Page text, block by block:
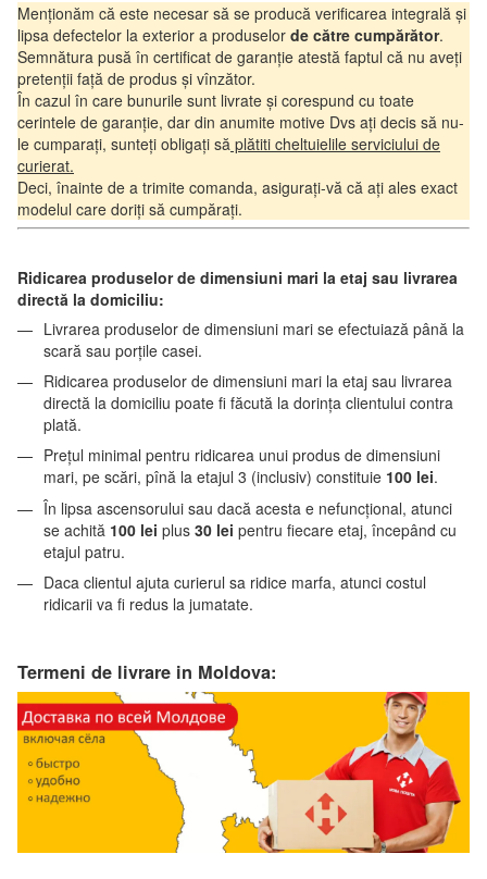
Menționăm că este necesar să se producă verificarea integrală și
lipsa defectelor la exterior a produselor de către cumpărător.
Semnătura pusă în certificat de garanție atestă faptul că nu aveți
pretenții față de produs și vînzător.
În cazul în care bunurile sunt livrate și corespund cu toate
cerintele de garanție, dar din anumite motive Dvs ați decis să nu-
le cumparați, sunteți obligați să plătiti cheltuielile serviciului de
curierat.
Deci, înainte de a trimite comanda, asigurați-vă că ați ales exact
modelul care doriți să cumpărați.
Ridicarea produselor de dimensiuni mari la etaj sau livrarea
directă la domiciliu:
Livrarea produselor de dimensiuni mari se efectuiază până la
scară sau porțile casei.
Ridicarea produselor de dimensiuni mari la etaj sau livrarea
directă la domiciliu poate fi făcută la dorința clientului contra
plată.
Prețul minimal pentru ridicarea unui produs de dimensiuni
mari, pe scări, pînă la etajul 3 (inclusiv) constituie 100 lei.
În lipsa ascensorului sau dacă acesta e nefuncțional, atunci
se achită 100 lei plus 30 lei pentru fiecare etaj, începând cu
etajul patru.
Daca clientul ajuta curierul sa ridice marfa, atunci costul
ridicarii va fi redus la jumatate.
Termeni de livrare in Moldova: